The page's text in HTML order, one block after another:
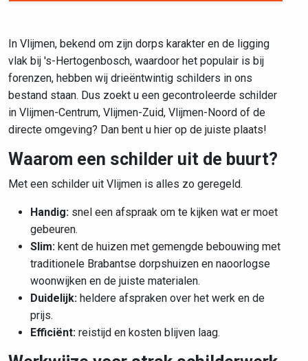
In Vlijmen, bekend om zijn dorps karakter en de ligging
vlak bij 's-Hertogenbosch, waardoor het populair is bij
forenzen, hebben wij drieëntwintig schilders in ons
bestand staan. Dus zoekt u een gecontroleerde schilder
in Vlijmen-Centrum, Vlijmen-Zuid, Vlijmen-Noord of de
directe omgeving? Dan bent u hier op de juiste plaats!
Waarom een schilder uit de buurt?
Met een schilder uit Vlijmen is alles zo geregeld.
Handig: snel een afspraak om te kijken wat er moet
gebeuren.
Slim: kent de huizen met gemengde bebouwing met
traditionele Brabantse dorpshuizen en naoorlogse
woonwijken en de juiste materialen.
Duidelijk: heldere afspraken over het werk en de
prijs.
Efficiënt: reistijd en kosten blijven laag.